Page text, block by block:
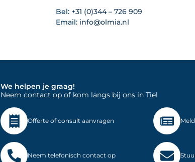
Bel: +31 (0)344 – 726 909
Email: info@olmia.nl
We helpen je graag!
Neem contact op of kom langs bij ons in Tiel
Offerte of consult aanvragen
Neem telefonisch contact op